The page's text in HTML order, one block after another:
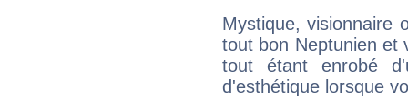
Mystique, visionnaire
tout bon Neptunien et
tout étant enrobé
d'esthétique lorsque